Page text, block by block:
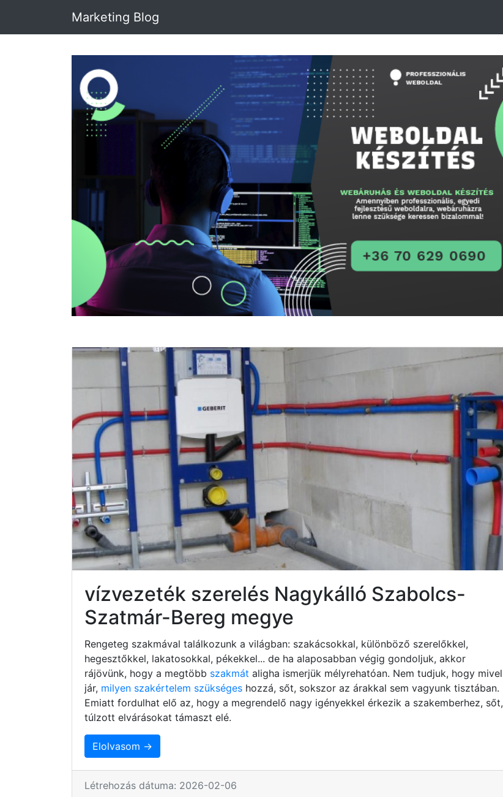
Marketing Blog
vízvezeték szerelés Nagykálló Szabolcs-
Szatmár-Bereg megye
Rengeteg szakmával találkozunk a világban: szakácsokkal, különböző szerelőkkel,
hegesztőkkel, lakatosokkal, pékekkel... de ha alaposabban végig gondoljuk, akkor
rájövünk, hogy a megtöbb szakmát aligha ismerjük mélyrehatóan. Nem tudjuk, hogy mivel
jár, milyen szakértelem szükséges hozzá, sőt, sokszor az árakkal sem vagyunk tisztában.
Emiatt fordulhat elő az, hogy a megrendelő nagy igényekkel érkezik a szakemberhez, sőt,
túlzott elvárásokat támaszt elé.
Elolvasom →
Létrehozás dátuma: 2026-02-06